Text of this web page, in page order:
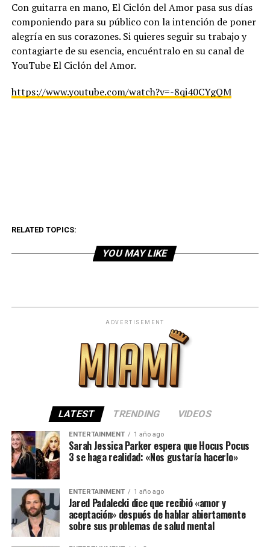
Con guitarra en mano, El Ciclón del Amor pasa sus días
componiendo para su público con la intención de poner
alegría en sus corazones. Si quieres seguir su trabajo y
contagiarte de su esencia, encuéntralo en su canal de
YouTube El Ciclón del Amor.
https://www.youtube.com/watch?v=-8qi40CYgQM
RELATED TOPICS:
YOU MAY LIKE
ADVERTISEMENT
LATEST TRENDING VIDEOS
ENTERTAINMENT 1 año ago
Sarah Jessica Parker espera que Hocus Pocus
3 se haga realidad: «Nos gustaría hacerlo»
ENTERTAINMENT 1 año ago
Jared Padalecki dice que recibió «amor y
aceptación» después de hablar abiertamente
sobre sus problemas de salud mental